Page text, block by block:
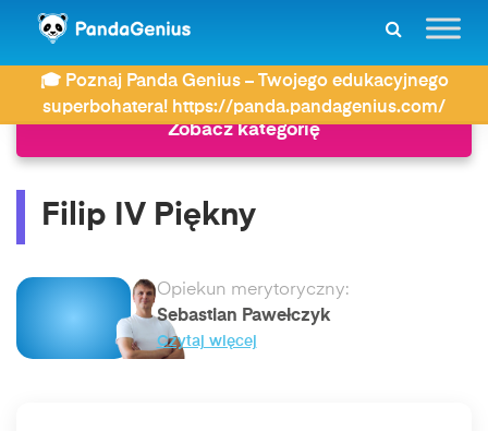
🎓 Poznaj Panda Genius – Twojego edukacyjnego
superbohatera! https://panda.pandagenius.com/
ZDAY Historia Filip IV Piękny
Zobacz kategorię
Filip IV Piękny
Opiekun merytoryczny:
Sebastian Pawełczyk
Czytaj więcej